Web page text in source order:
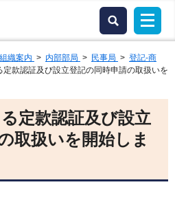
組織案内 > 内部部局 > 民事局 > 登記-商
款認証及び設立登記の同時申請の取扱いを
定款認証及び設立
取扱いを開始しま